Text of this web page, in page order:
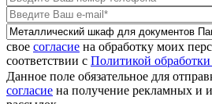
свое согласие на обработку моих
соответствии с Политикой
Данное поле обязательное для
согласие на получение рекламных и